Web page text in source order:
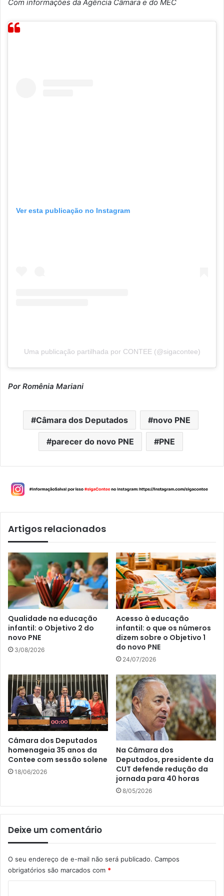
Com informações da Agência Câmara e do MEC
Ver esta publicação no Instagram
Uma publicação partilhada por CONTEE (@sigacontee)
Por Romênia Mariani
Câmara dos Deputados novo PNE
parecer do novo PNE PNE
Artigos relacionados
Qualidade na educação
infantil: o Objetivo 2 do
novo PNE
3/08/2026
Acesso à educação
infantil: o que os números
dizem sobre o Objetivo 1
do novo PNE
24/07/2026
Câmara dos Deputados
homenageia 35 anos da
Contee com sessão solene
18/06/2026
Na Câmara dos
Deputados, presidente da
CUT defende redução da
jornada para 40 horas
8/05/2026
Deixe um comentário
O seu endereço de e-mail não será publicado. Campos
obrigatórios são marcados com *